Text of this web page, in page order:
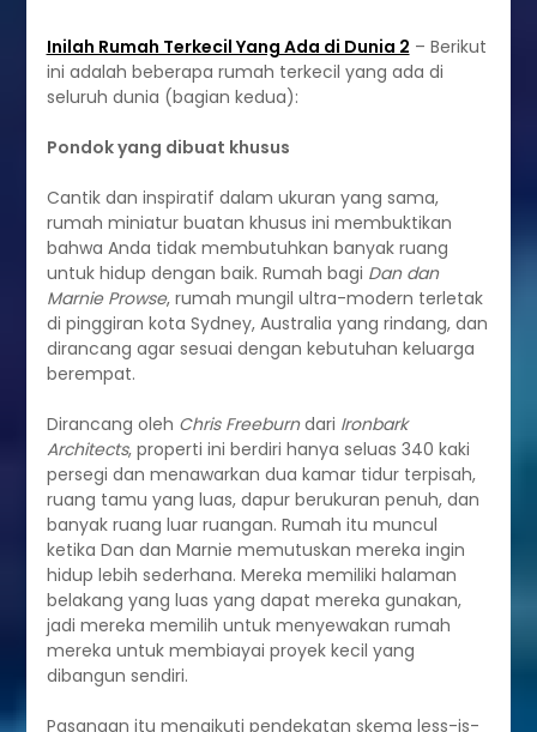
Inilah Rumah Terkecil Yang Ada di Dunia 2 – Berikut
ini adalah beberapa rumah terkecil yang ada di
seluruh dunia (bagian kedua):
Pondok yang dibuat khusus
Cantik dan inspiratif dalam ukuran yang sama,
rumah miniatur buatan khusus ini membuktikan
bahwa Anda tidak membutuhkan banyak ruang
untuk hidup dengan baik. Rumah bagi Dan dan
Marnie Prowse, rumah mungil ultra-modern terletak
di pinggiran kota Sydney, Australia yang rindang, dan
dirancang agar sesuai dengan kebutuhan keluarga
berempat.
Dirancang oleh Chris Freeburndari Ironbark
Architects, properti ini berdiri hanya seluas 340 kaki
persegi dan menawarkan dua kamar tidur terpisah,
ruang tamu yang luas, dapur berukuran penuh, dan
banyak ruang luar ruangan. Rumah itu muncul
ketika Dan dan Marnie memutuskan mereka ingin
hidup lebih sederhana. Mereka memiliki halaman
belakang yang luas yang dapat mereka gunakan,
jadi mereka memilih untuk menyewakan rumah
mereka untuk membiayai proyek kecil yang
dibangun sendiri.
Pasangan itu mengikuti pendekatan skema less-is-